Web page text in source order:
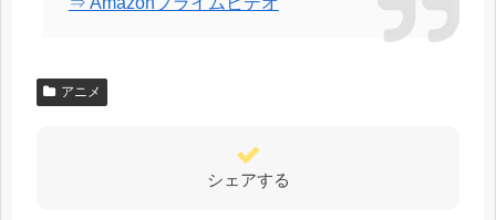
アニメ
シェアする